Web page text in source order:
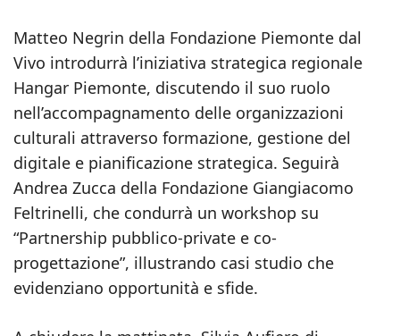
Matteo Negrin della Fondazione Piemonte dal
Vivo introdurrà l’iniziativa strategica regionale
Hangar Piemonte, discutendo il suo ruolo
nell’accompagnamento delle organizzazioni
culturali attraverso formazione, gestione del
digitale e pianificazione strategica. Seguirà
Andrea Zucca della Fondazione Giangiacomo
Feltrinelli, che condurrà un workshop su
“Partnership pubblico-private e co-
progettazione”, illustrando casi studio che
evidenziano opportunità e sfide.